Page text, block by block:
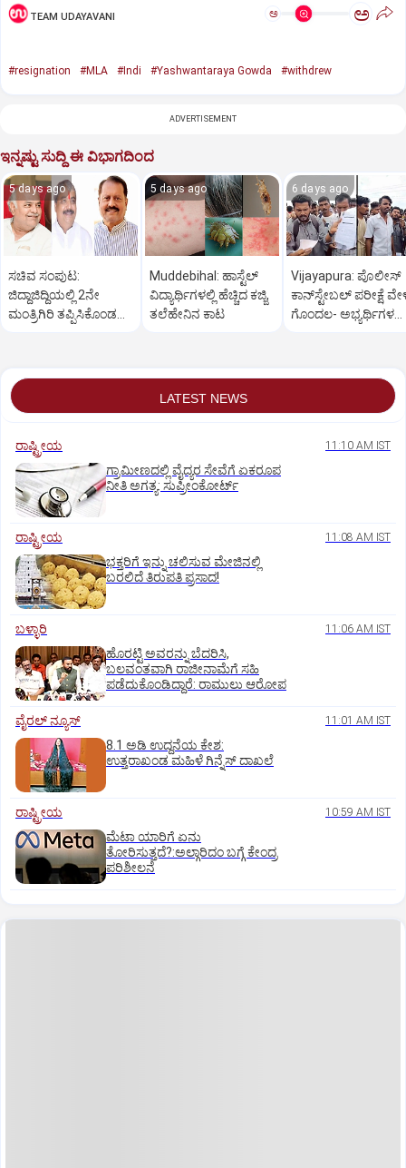
TEAM UDAYAVANI ಅ ಅ
#resignation #MLA #Indi #Yashwantaraya Gowda #withdrew
ADVERTISEMENT
ಇನ್ನಷ್ಟು ಸುದ್ದಿ ಈ ವಿಭಾಗದಿಂದ
5 days ago
ಸಚಿವ ಸಂಪುಟ:
ಜಿದ್ದಾಜಿದ್ದಿಯಲ್ಲಿ 2ನೇ
ಮಂತ್ರಿಗಿರಿ ತಪ್ಪಿಸಿಕೊಂಡ
5 days ago
Muddebihal: ಹಾಸ್ಟೆಲ್
ವಿದ್ಯಾರ್ಥಿಗಳಲ್ಲಿ ಹೆಚ್ಚಿದ ಕಜ್ಜಿ,
ತಲೆಹೇನಿನ ಕಾಟ
6 days ago
Vijayapura: ಪೊಲೀಸ್
ಕಾನ್‌ಸ್ಟೇಬಲ್ ಪರೀಕ್ಷೆ
ಗೊಂದಲ- ಅಭ್ಯರ್ಥಿಗಳ‌‌
LATEST NEWS
ರಾಷ್ಟ್ರೀಯ 11:10 AM IST
ಗ್ರಾಮೀಣದಲ್ಲಿ ವೈದ್ಯರ ಸೇವೆಗೆ ಏಕರೂಪ
ನೀತಿ ಅಗತ್ಯ: ಸುಪ್ರೀಂಕೋರ್ಟ್‌
ರಾಷ್ಟ್ರೀಯ 11:08 AM IST
ಭಕ್ತರಿಗೆ ಇನ್ನು ಚಲಿಸುವ ಮೇಜಿನಲ್ಲಿ
ಬರಲಿದೆ ತಿರುಪತಿ ಪ್ರಸಾದ!
ಬಳ್ಳಾರಿ 11:06 AM IST
ಹೊರಟ್ಟಿ ಅವರನ್ನು ಬೆದರಿಸಿ,
ಬಲವಂತವಾಗಿ ರಾಜೀನಾಮೆಗೆ ಸಹಿ
ಪಡೆದುಕೊಂಡಿದ್ದಾರೆ: ರಾಮುಲು ಆರೋಪ
ವೈರಲ್ ನ್ಯೂಸ್ 11:01 AM IST
8.1 ಅಡಿ ಉದ್ದನೆಯ ಕೇಶ:
ಉತ್ತರಾಖಂಡ ಮಹಿಳೆ ಗಿನ್ನೆಸ್‌ ದಾಖಲೆ
ರಾಷ್ಟ್ರೀಯ 10:59 AM IST
ಮೆಟಾ ಯಾರಿಗೆ ಏನು
ತೋರಿಸುತ್ತದೆ?:ಅಲ್ಗಾರಿದಂ ಬಗ್ಗೆ ಕೇಂದ್ರ
ಪರಿಶೀಲನೆ